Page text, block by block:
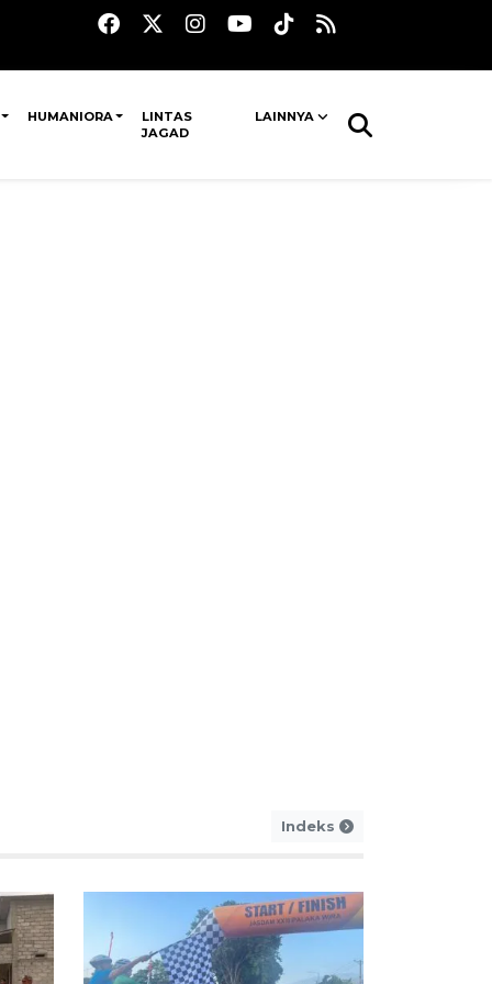
HUMANIORA
LINTAS
JAGAD
LAINNYA
Indeks